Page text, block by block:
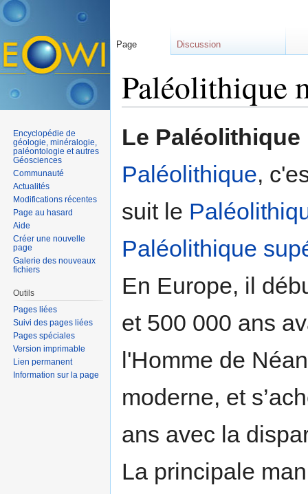
Paléolithique
Le Paléolithique
Paléolithique,
suit le
Paléolithique
En Europe, il
et 500 000 ans
l'Homme de
moderne, et
ans avec la
La principale
Page Discussion
Encyclopédie de
géologie, minéralogie,
paléontologie et autres
Géosciences
Communauté
Actualités
Modifications récentes
Page au hasard
Aide
Créer une nouvelle
page
Galerie des nouveaux
fichiers
Outils
Pages liées
Suivi des pages liées
Pages spéciales
Version imprimable
Lien permanent
Information sur la page